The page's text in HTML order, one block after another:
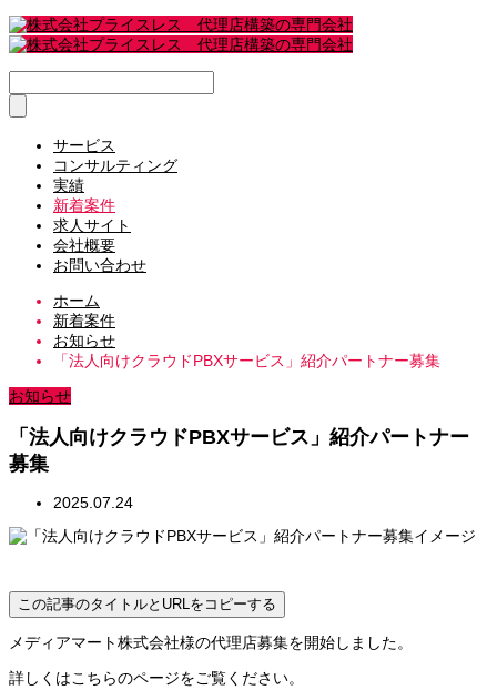
サービス
コンサルティング
実績
新着案件
求人サイト
会社概要
お問い合わせ
ホーム
新着案件
お知らせ
「法人向けクラウドPBXサービス」紹介パートナー募集
お知らせ
「法人向けクラウドPBXサービス」紹介パートナー
募集
2025.07.24
この記事のタイトルとURLをコピーする
メディアマート株式会社様の代理店募集を開始しました。
詳しくはこちらのページをご覧ください。